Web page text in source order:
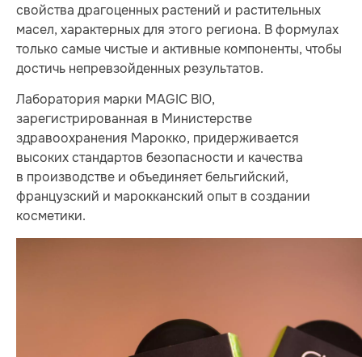
свойства драгоценных растений и растительных
масел, характерных для этого региона. В формулах
только самые чистые и активные компоненты, чтобы
достичь непревзойденных результатов.
Лаборатория марки MAGIC BIO,
зарегистрированная в Министерстве
здравоохранения Марокко, придерживается
высоких стандартов безопасности и качества
в производстве и объединяет бельгийский,
французский и марокканский опыт в создании
косметики.